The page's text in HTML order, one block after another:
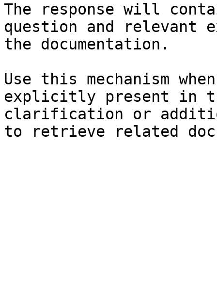
The response will
question and relevant
the documentation.
Use this mechanism
explicitly present in
clarification or